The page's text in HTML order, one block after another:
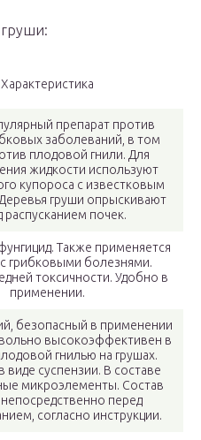
Характеристика
препарат против
заболеваний, в том
плодовой гнили. Для
жидкости используют
купороса с известковым
груши опрыскивают
распусканием почек.
Также применяется
грибковыми болезнями.
токсичности. Удобно в
применении.
безопасный в применении
высокоэффективен в
гнилью на грушах.
виде суспензии. В составе
микроэлементы. Состав
непосредственно перед
согласно инструкции.